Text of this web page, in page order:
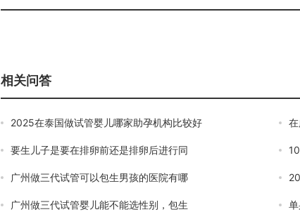
相关问答
2025在泰国做试管婴儿哪家助孕机构比较好
要生儿子是要在排卵前还是排卵后进行同
广州做三代试管可以包生男孩的医院有哪
广州做三代试管婴儿能不能选性别，包生